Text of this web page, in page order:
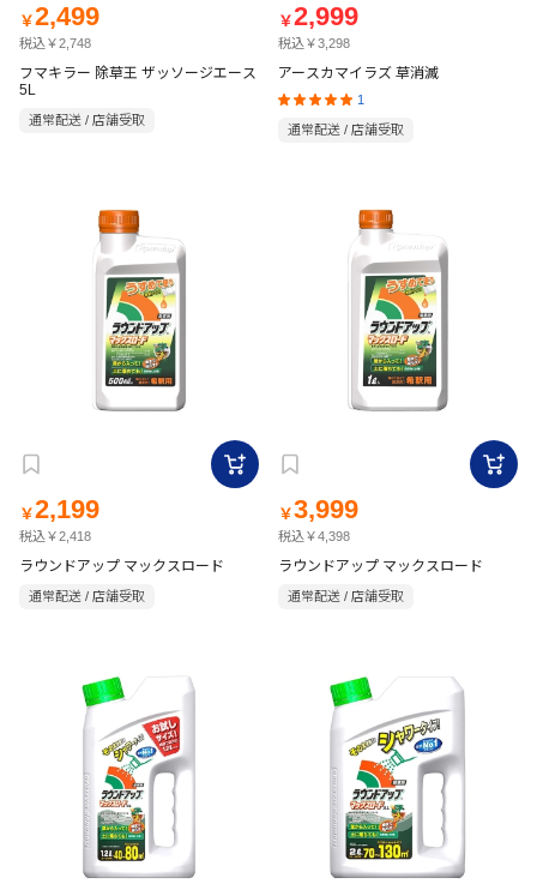
￥2,499
税込￥2,748
フマキラー 除草王 ザッソージエース
5L
通常配送 / 店舗受取
￥2,999
税込￥3,298
アースカマイラズ 草消滅
1
通常配送 / 店舗受取
￥2,199
税込￥2,418
ラウンドアップ マックスロード
通常配送 / 店舗受取
￥3,999
税込￥4,398
ラウンドアップ マックスロード
通常配送 / 店舗受取